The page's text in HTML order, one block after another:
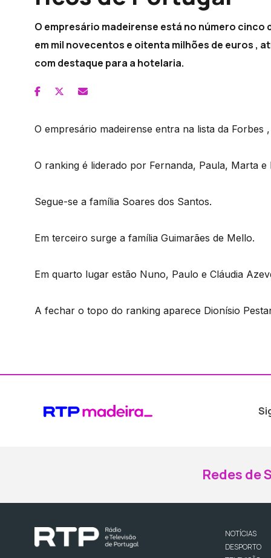
O empresário madeirense está no número
em mil novecentos e oitenta milhões de euros ,
com destaque para a hotelaria.
O empresário madeirense entra na lista da Forbes
O ranking é liderado por Fernanda, Paula, Marta
Segue-se a família Soares dos Santos.
Em terceiro surge a família Guimarães de Mello.
Em quarto lugar estão Nuno, Paulo e Cláudia
A fechar o topo do ranking aparece Dionísio
Redes de
NOTÍCIAS
DESPORTO